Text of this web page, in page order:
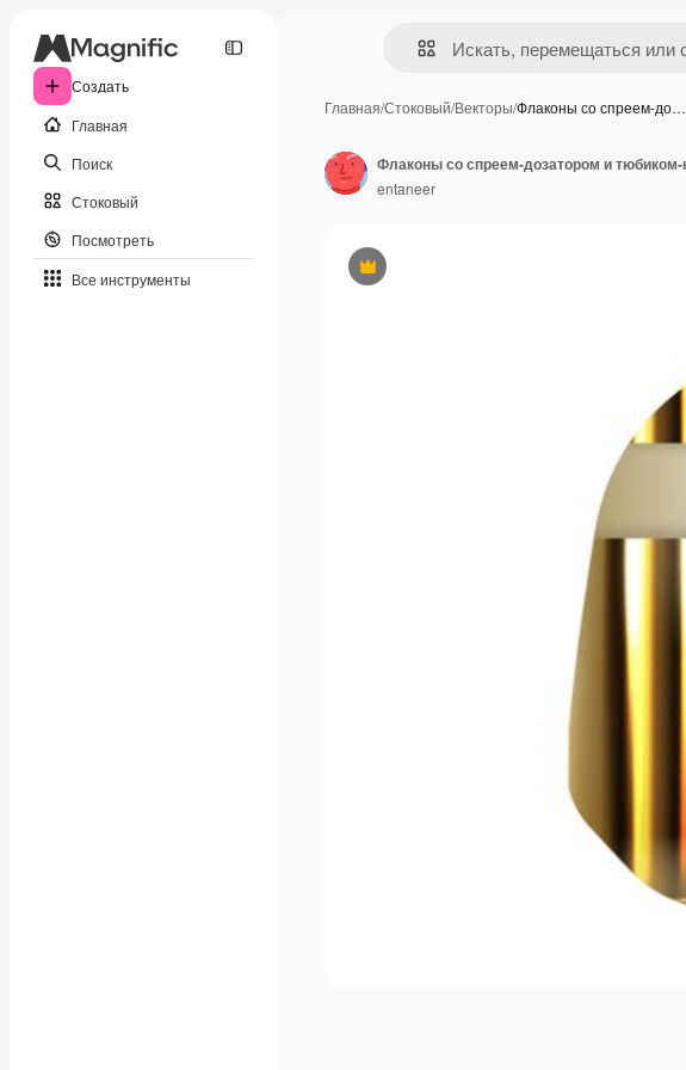
Создать
Главная
Поиск
Стоковый
Посмотреть
Все инструменты
Главная/Стоковый/Векторы/Флаконы со спреем-до…
Премиум
entaneer